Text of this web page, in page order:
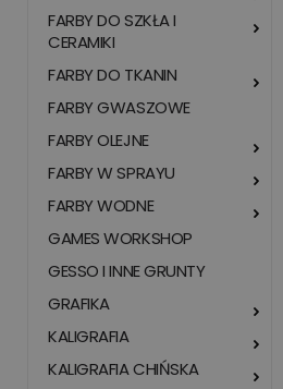
FARBY DO SZKŁA I
CERAMIKI
FARBY DO TKANIN
FARBY GWASZOWE
FARBY OLEJNE
FARBY W SPRAYU
FARBY WODNE
GAMES WORKSHOP
GESSO I INNE GRUNTY
GRAFIKA
KALIGRAFIA
KALIGRAFIA CHIŃSKA